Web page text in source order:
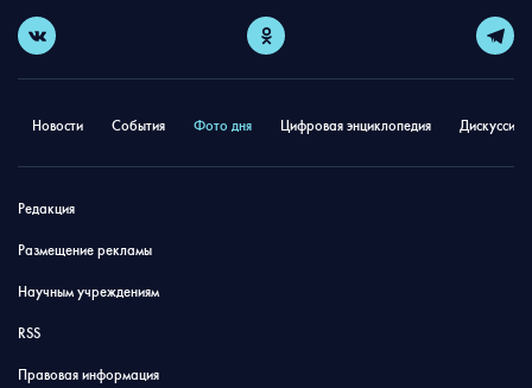
Новости События Фото дня Цифровая энциклопедия
Редакция
Размещение рекламы
Научным учреждениям
RSS
Правовая информация